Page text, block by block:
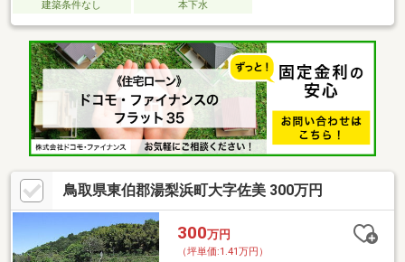
建築条件なし 本下水
鳥取県東伯郡湯梨浜町大字佐美 300万円
300万円
（坪単価:1.41万円）